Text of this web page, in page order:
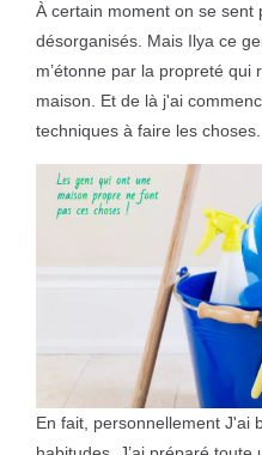
À certain moment on se sent
désorganisés. Mais Ilya ce
m’étonne par la propreté qui
maison. Et de là j'ai
techniques à faire les choses.
En fait, personnellement J'ai